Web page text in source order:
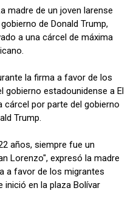
madre de un joven larense
de Donald Trump,
a una cárcel de máxima
la firma a favor de los
gobierno estadounidense a El
cárcel por parte del gobierno
Trump.
años, siempre fue un
Lorenzo", expresó la madre
a favor de los migrantes
inició en la plaza Bolívar